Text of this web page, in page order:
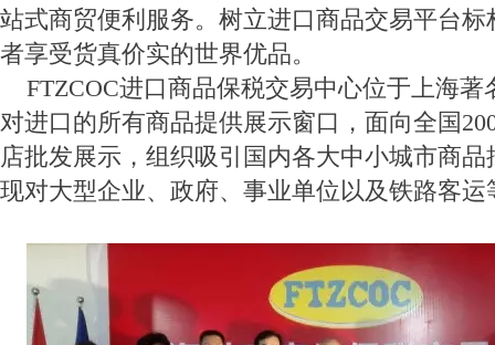
站式商贸便利服务。树立进口商品交易平台
者享受货真价实的世界优品。
FTZCOC进口商品保税交易中心位于上海
对进口的所有商品提供展示窗口，面向全国
店批发展示，组织吸引国内各大中小城市商
现对大型企业、政府、事业单位以及铁路客运